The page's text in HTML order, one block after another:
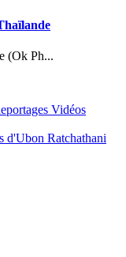
(Ok Ph...
Vidéos
d'Ubon Ratchathani